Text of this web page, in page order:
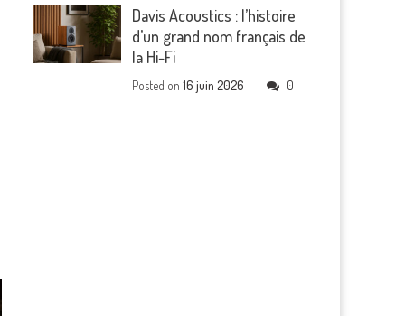
Davis Acoustics : l’histoire
d’un grand nom français de
la Hi-Fi
Posted on16 juin 2026 0